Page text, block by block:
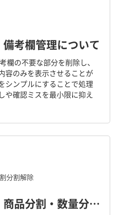
備考欄管理について
の不要な部分を削除し、
容のみを表示させることが
シンプルにすることで処理
や確認ミスを最小限に抑え
分割解除
【全モール共通】商品分割・数量分割について